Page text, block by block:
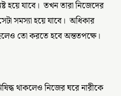
হয়ে যাবে। তখন তারা নিজেদের
সমস্যা হয়ে যাবে। অধিকার
তো করতে হবে অন্ততপক্ষে।
থাকলেও নিজের ঘরে নারীকে